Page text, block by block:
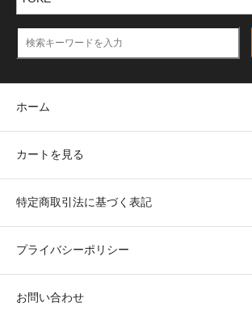
ホーム
カートを見る
特定商取引法に基づく表記
プライバシーポリシー
お問い合わせ